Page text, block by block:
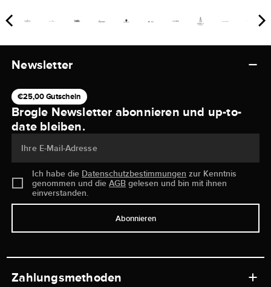
Newsletter
€25,00 Gutschein
Brogle Newsletter abonnieren und up-to-
date bleiben.
Ihre E-Mail-Adresse
Ich habe die Datenschutzbestimmungen zur Kenntnis
genommen und dieAGB gelesen und bin mit ihnen
einverstanden.
Abonnieren
Zahlungsmethoden